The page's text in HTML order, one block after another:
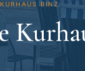
BINZ